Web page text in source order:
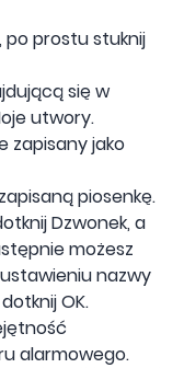
prostu stuknij
się w
utwory.
zapisany jako
piosenkę.
Dzwonek, a
możesz
nazwy
OK.
alarmowego.